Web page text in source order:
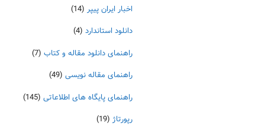
اخبار ایران پیپر (14)
دانلود استاندارد (4)
راهنمای دانلود مقاله و کتاب (7)
راهنمای مقاله نویسی (49)
راهنمای پایگاه های اطلاعاتی (145)
رپورتاژ (19)